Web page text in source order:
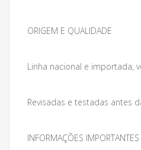
ORIGEM E QUALIDADE
Linha nacional e importada,
Revisadas e testadas antes
INFORMAÇÕES IMPORTANTES